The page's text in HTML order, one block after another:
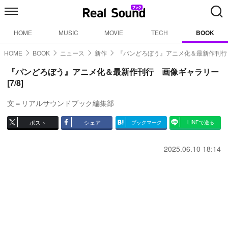
HOME MUSIC MOVIE TECH BOOK
HOME BOOK ニュース 新作 『パンどろぼう』アニメ化＆最新作刊行
『パンどろぼう』アニメ化＆最新作刊行 画像ギャラリー
[7/8]
文＝リアルサウンドブック編集部
ポスト シェア ブックマーク LINEで送る
2025.06.10 18:14